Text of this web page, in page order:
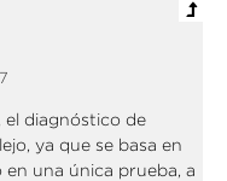
el diagnóstico de
ya que se basa en
una única prueba, a